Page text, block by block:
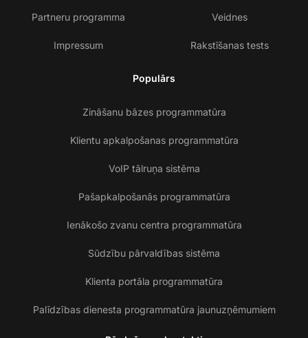
Partneru programma
Impressum
Veidnes
Rakstīšanas tests
Populārs
Zināšanu bāzes programmatūra
Klientu apkalpošanas programmatūra
VoIP tālruņa sistēma
Pašapkalpošanās programmatūra
Ienākošo zvanu centra programmatūra
Sūdzību pārvaldības sistēma
Klienta portāla programmatūra
Palīdzības dienesta programmatūra jaunuzņēmumiem